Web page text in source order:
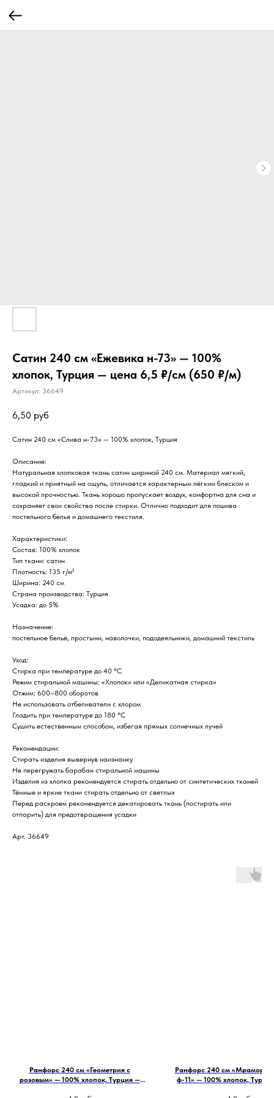
Сатин 240 см «Ежевика н-73» — 100%
хлопок, Турция — цена 6,5 ₽/см (650 ₽/м)
Артикул: 36649
6,50 руб
Сатин 240 см «Слива н-73» — 100% хлопок, Турция
Описание:
Натуральная хлопковая ткань сатин шириной 240 см. Материал мягкий,
гладкий и приятный на ощупь, отличается характерным лёгким блеском и
высокой прочностью. Ткань хорошо пропускает воздух, комфортна для сна и
сохраняет свои свойства после стирки. Отлично подходит для пошива
постельного белья и домашнего текстиля.
Характеристики:
Состав: 100% хлопок
Тип ткани: сатин
Плотность: 135 г/м²
Ширина: 240 см
Страна производства: Турция
Усадка: до 5%
Назначение:
постельное бельё, простыни, наволочки, пододеяльники, домашний текстиль
Уход:
Стирка при температуре до 40 °C
Режим стиральной машины: «Хлопок» или «Деликатная стирка»
Отжим: 600–800 оборотов
Не использовать отбеливатели с хлором
Гладить при температуре до 180 °C
Сушить естественным способом, избегая прямых солнечных лучей
Рекомендации:
Стирать изделия вывернув наизнанку
Не перегружать барабан стиральной машины
Изделия из хлопка рекомендуется стирать отдельно от синтетических тканей
Тёмные и яркие ткани стирать отдельно от светлых
Перед раскроем рекомендуется декатировать ткань (постирать или
отпарить) для предотвращения усадки
Арт. 36649
Ранфорс 240 см «Геометрия с
розовым» — 100% хлопок, Турция —
Ранфорс 240 см «Мрамор
ф-11» — 100% хлопок,